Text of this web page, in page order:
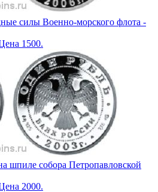
силы Военно-морского флота -
1500.
шпиле собора Петропавловской
2000.